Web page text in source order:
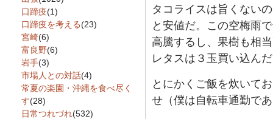
タコライスは旨くない
と安値だ。この空梅雨
高騰するし、果樹も相
レタスは３玉買い込ん
とにかくご飯を炊いて
せ（僕は自転車通勤で
口蹄疫(1)
口蹄疫を考える(23)
宮崎(6)
富良野(6)
岩手(3)
市場人との対話(4)
常夏の楽園・沖縄を食べ尽く
す(28)
日常つれづれ(532)